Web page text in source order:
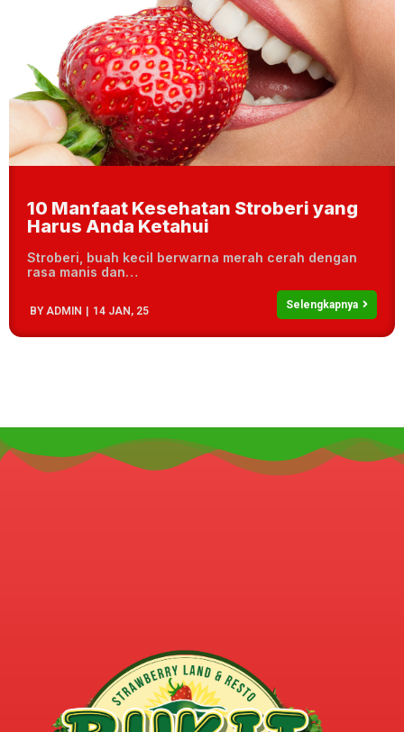
10 Manfaat Kesehatan Stroberi yang
Harus Anda Ketahui
BY ADMIN | 14 JAN, 25
Stroberi, buah kecil berwarna merah cerah dengan
rasa manis dan…
Selengkapnya